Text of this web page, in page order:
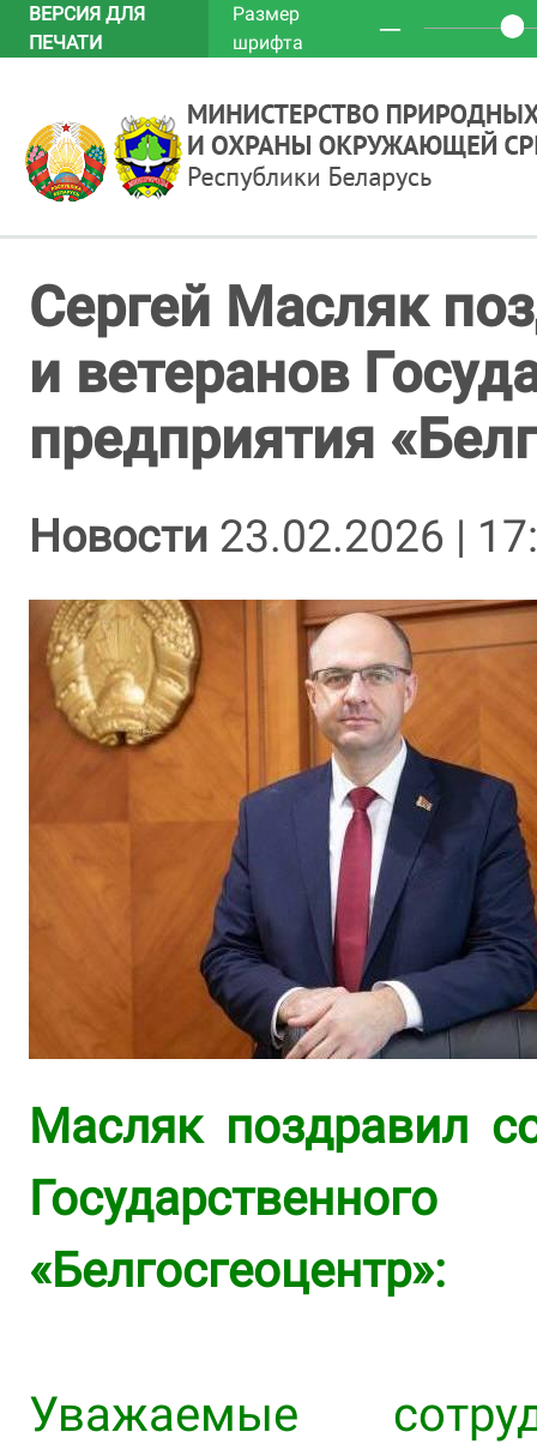
ВЕРСИЯ ДЛЯ
ПЕЧАТИ
Размер
шрифта
─
Сергей Масляк
и ветеранов
предприятия
Новости 23.02.2026 |
Масляк поздравил
«Белгосгеоцентр»:
Уважаемые